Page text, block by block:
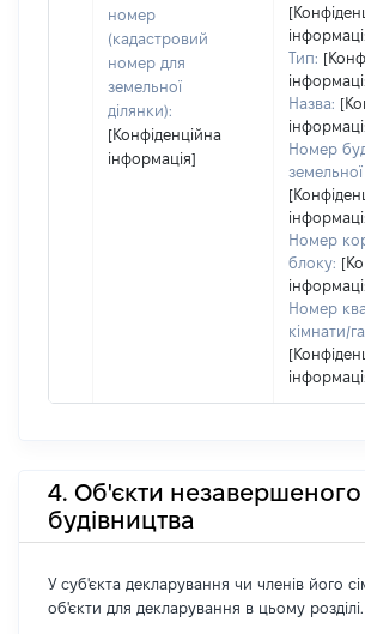
номер
(кадастровий
номер для
земельної
ділянки):
[Конфіденційна
інформація]
Тип:
Назва:
Номер
Номер
блоку:
Номер
кімнати/
4. Об'єкти незавершеного
будівництва
У суб'єкта декларування чи членів його
об'єкти для декларування в цьому розділі.